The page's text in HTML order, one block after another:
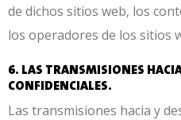
de dichos sitios web, los
los operadores de los sitios
6. LAS TRANSMISIONES
CONFIDENCIALES.
Las transmisiones hacia y